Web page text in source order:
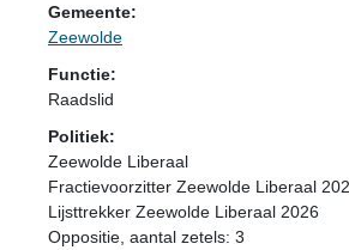
Gemeente:
Zeewolde
Functie:
Raadslid
Politiek:
Zeewolde Liberaal
Fractievoorzitter Zeewolde Liberaal
Lijsttrekker Zeewolde Liberaal 2026
Oppositie , aantal zetels: 3